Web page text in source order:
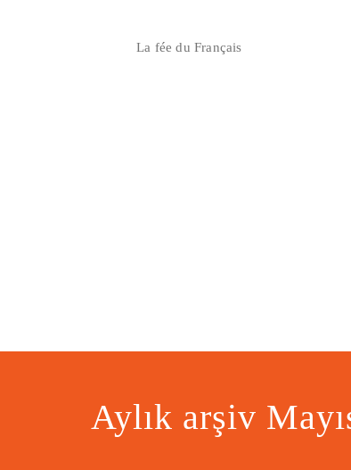
La fée du Français
Aylık arşiv